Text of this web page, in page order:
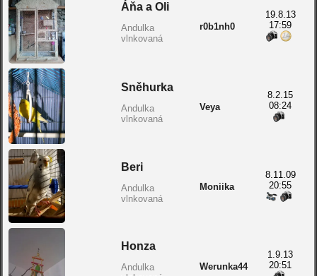
Áňa a Oli
Andulka
vlnkovaná
r0b1nh0
19.8.13
17:59
Sněhurka
Andulka
vlnkovaná
Veya
8.2.15
08:24
Beri
Andulka
vlnkovaná
Moniika
8.11.09
20:55
Honza
Andulka
Werunka44
1.9.13
20:51